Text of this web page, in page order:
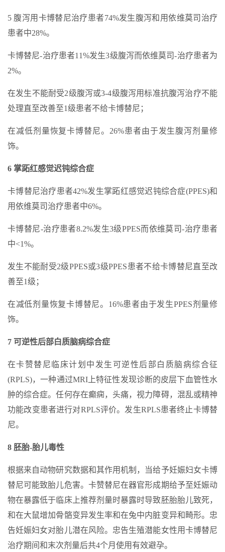
5 腹泻用卡博替尼治疗患者74%发生腹泻和用依维莫司治疗
患者中28%。
卡博替尼-治疗患者11%发生3级腹泻而依维莫司-治疗患者为
2%。
在发生不能耐受2级腹泻或3-4级腹泻用标准抗腹泻治疗不能
处理直至改善至1级患者不给卡博替尼；
在减低剂量恢复卡博替尼。26%患者由于发生腹泻剂量修
饰。
6 掌跖红感觉迟钝综合症
卡博替尼治疗患者42%发生掌跖红感觉迟钝综合症(PPES)和
用依维莫司治疗患者中6%。
卡博替尼-治疗患者8.2%发生3级PPES而依维莫司-治疗患者
中<1%。
发生不能耐受2级PPES或3级PPES患者不给卡博替尼直至改
善至1级；
在减低剂量恢复卡博替尼。16%患者由于发生PPES剂量修
饰。
7 可逆性后部白质脑病综合症
在卡赞替尼临床计划中发生可逆性后部白质脑病综合征
(RPLS)，一种通过MRI上特征性发现诊断的皮层下血管性水
肿的综合症。任何存在癫痫，头痛，视力障碍，混乱或精神
功能改变患者进行对RPLS评价。发生RPLS患者终止卡博替
尼。
8 胚胎-胎儿毒性
根据来自动物研究数据和其作用机制，当给予妊娠妇女卡博
替尼可能致胎儿危害。卡赞替尼在器官形成期给予至妊娠动
物在暴露低于临床上推荐剂量时暴露时导致胚胎胎儿致死，
和在大鼠增加骨骼变异发生率和在兔中内脏变异和畸形。忠
告妊娠妇女对胎儿潜在风险。忠告生殖潜能女性用卡博替尼
治疗期间和末次剂量后共4个月使用有效避孕。